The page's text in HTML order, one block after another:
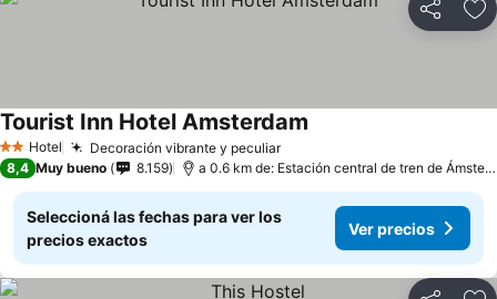
Compartir
2 Estrellas
Hotel Decoración vibrante y peculiar
Tourist Inn Hotel Amsterdam
8,4 Muy bueno 8.159 a 0.6 km de: Estación central de tren de Ámsterdam
Seleccioná las fechas para ver los
precios exactos
Ver precios